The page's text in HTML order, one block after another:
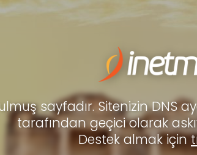
sayfadır. Sitenizin DNS
tarafından geçici olarak
Destek almak için